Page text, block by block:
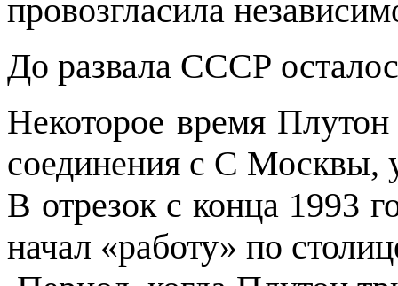
провозгласила
До развала СССР
Некоторое время
соединения с C Москвы,
В отрезок с конца 1993
начал «работу» по